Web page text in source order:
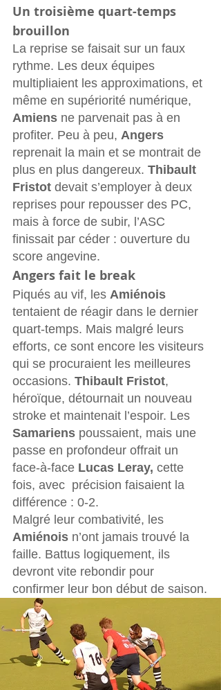
Un troisième quart-temps
brouillon
La reprise se faisait sur un faux
rythme. Les deux équipes
multipliaient les approximations, et
même en supériorité numérique,
Amiens ne parvenait pas à en
profiter. Peu à peu, Angers
reprenait la main et se montrait de
plus en plus dangereux. Thibault
Fristot devait s’employer à deux
reprises pour repousser des PC,
mais à force de subir, l’ASC
finissait par céder : ouverture du
score angevine.
Angers fait le break
Piqués au vif, les Amiénois
tentaient de réagir dans le dernier
quart-temps. Mais malgré leurs
efforts, ce sont encore les visiteurs
qui se procuraient les meilleures
occasions. Thibault Fristot,
héroïque, détournait un nouveau
stroke et maintenait l’espoir. Les
Samariens poussaient, mais une
passe en profondeur offrait un
face-à-face Lucas Leray, cette
fois, avec  précision faisaient la
différence : 0-2.
Malgré leur combativité, les
Amiénois n’ont jamais trouvé la
faille. Battus logiquement, ils
devront vite rebondir pour
confirmer leur bon début de saison.